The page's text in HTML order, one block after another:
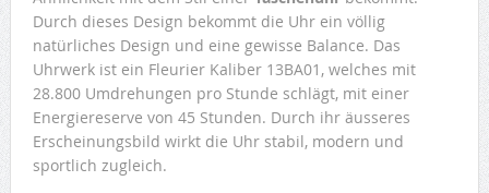
Durch dieses Design bekommt die Uhr ein völlig
natürliches Design und eine gewisse Balance. Das
Uhrwerk ist ein Fleurier Kaliber 13BA01, welches mit
28.800 Umdrehungen pro Stunde schlägt, mit einer
Energiereserve von 45 Stunden. Durch ihr äusseres
Erscheinungsbild wirkt die Uhr stabil, modern und
sportlich zugleich.